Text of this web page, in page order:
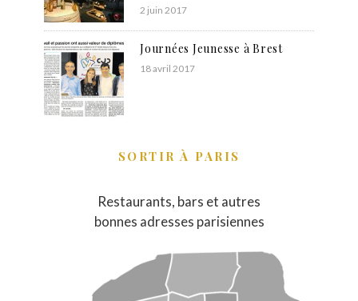
2 juin 2017
Journées Jeunesse à Brest
18 avril 2017
SORTIR À PARIS
Restaurants, bars et autres
bonnes adresses parisiennes